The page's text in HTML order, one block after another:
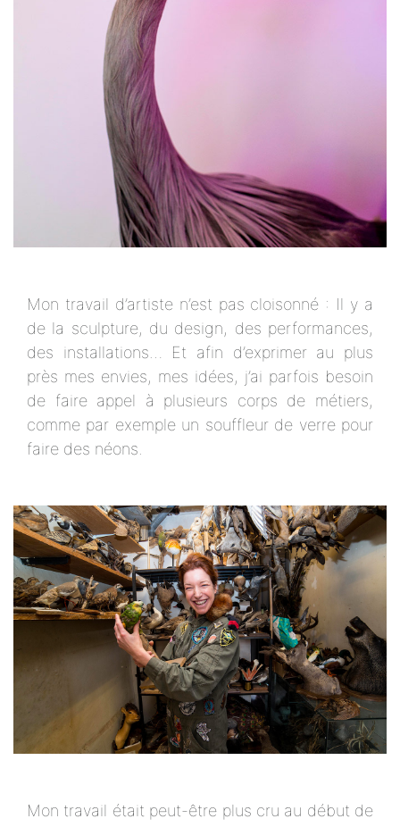
Mon travail d’artiste n’est pas cloisonné : Il y a
de la sculpture, du design, des performances,
des installations… Et afin d’exprimer au plus
près mes envies, mes idées, j’ai parfois besoin
de faire appel à plusieurs corps de métiers,
comme par exemple un souffleur de verre pour
faire des néons.
Mon travail était peut-être plus cru au début de